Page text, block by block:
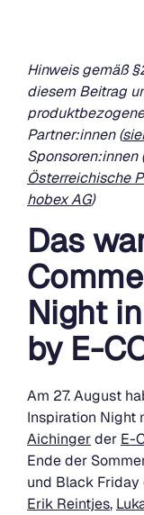
Hinweis gemäß
diesem Beitrag
Partner:innen (
Sponsoren:innen (
Österreichische
hobex AG)
Das
Night
by E-
Am 27. August
Inspiration Night
Aichingerder E-
Ende der
und Black
Erik Reintjes,